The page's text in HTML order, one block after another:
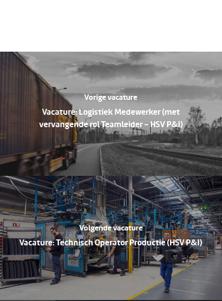
Vorige vacature
Vacature: Logistiek Medewerker (met
vervangende rol Teamleider - HSV P&I)
Volgende vacature
Vacature: Technisch Operator Productie (HSV P&I)